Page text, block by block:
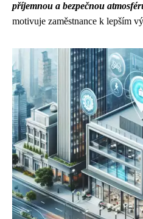
příjemnou a bezpečnou
motivuje zaměstnance k lepším